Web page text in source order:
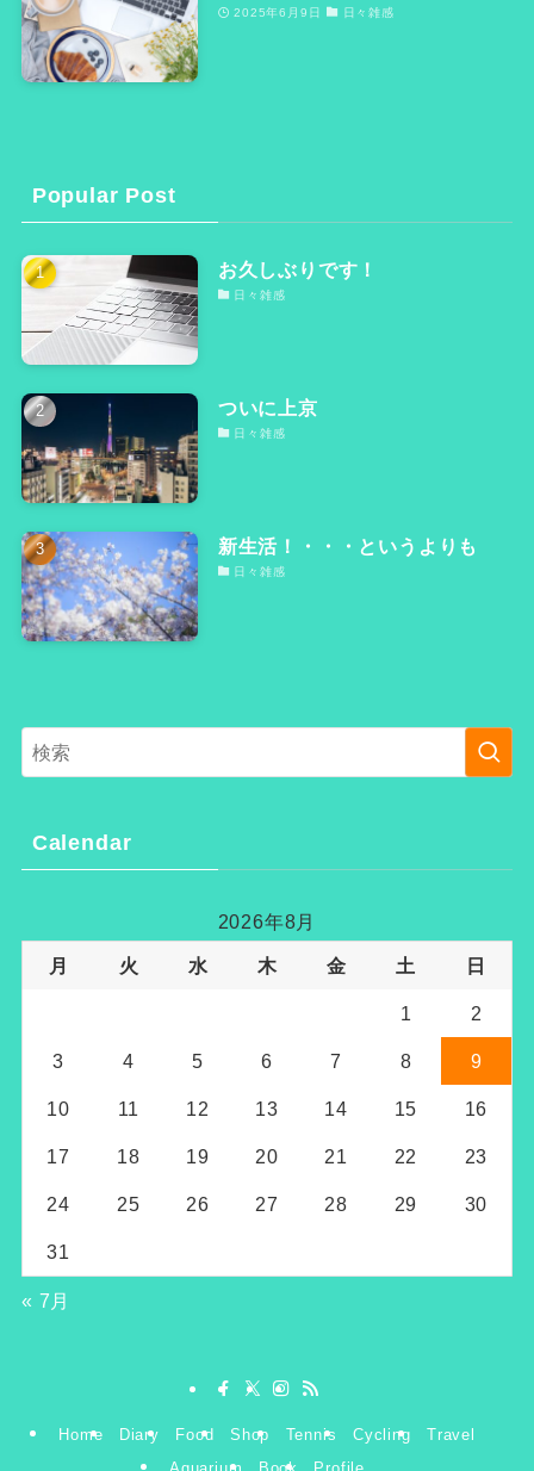
2025年6月9日 日々雑感
Popular Post
お久しぶりです！
日々雑感
ついに上京
日々雑感
新生活！・・・というよりも
日々雑感
Calendar
2026年8月
月 火 水 木 金 土 日
1 2
3 4 5 6 7 8 9
10 11 12 13 14 15 16
17 18 19 20 21 22 23
24 25 26 27 28 29 30
31
« 7月
Home Diary Food Shop Tennis Cycling
Travel